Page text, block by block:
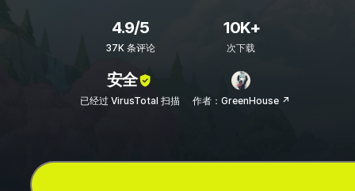
4.9/5
37K 条评论
10K+
次下载
安全
已经过 VirusTotal 扫描 作者：GreenHouse ↗